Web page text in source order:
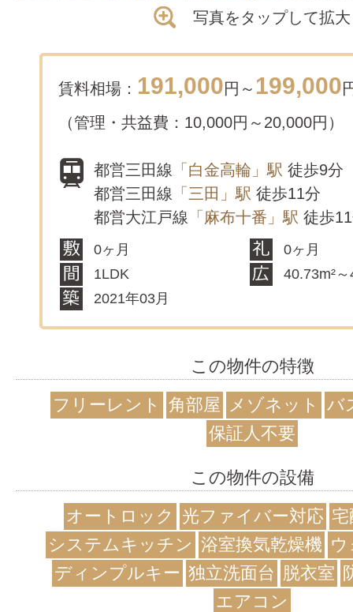
写真をタップして拡大
賃料相場： 191,000円～ 199,000
（管理・共益費：10,000円～20,000円）
都営三田線 「白金高輪」駅 徒歩9分
都営三田線 「三田」駅 徒歩11分
都営大江戸線 「麻布十番」駅 徒歩
0ヶ月
0ヶ月
1LDK
40.73m²
2021年03月
この物件の特徴
フリーレント
角部屋 メゾネット
バ
保証人不要
この物件の設備
オートロック
光ファイバー対応
システムキッチン 浴室換気乾燥機
ディンプルキー 独立洗面台 脱衣室
エアコン